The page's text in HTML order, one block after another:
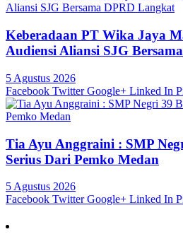
Keberadaan PT Wika Jaya
Audiensi Aliansi SJG
5 Agustus 2026
Facebook Twitter Google+ Linked In
Tia Ayu Anggraini : SMP
Serius Dari Pemko Medan
5 Agustus 2026
Facebook Twitter Google+ Linked In